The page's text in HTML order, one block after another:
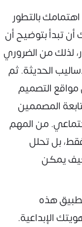
بالتطور
تبدأ بتوضيح أن
لذلك من الضروري
الحديثة. ثم
مواقع التصميم
المصممين
من المهم
بل تحلل
يمكن
هذه
الإبداعية.